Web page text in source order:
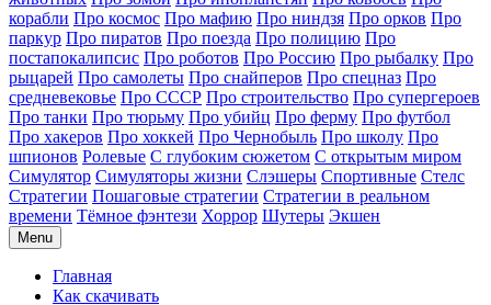
корабли Про космос Про мафию Про ниндзя Про орков Про
паркур Про пиратов Про поезда Про полицию Про
постапокалипсис Про роботов Про Россию Про рыбалку Про
рыцарей Про самолеты Про снайперов Про спецназ Про
средневековье Про СССР Про строительство Про супергероев
Про танки Про тюрьму Про убийц Про ферму Про футбол
Про хакеров Про хоккей Про Чернобыль Про школу Про
шпионов Ролевые С глубоким сюжетом С открытым миром
Симулятор Симуляторы жизни Слэшеры Спортивные Стелс
Стратегии Пошаговые стратегии Стратегии в реальном
времени Тёмное фэнтези Хоррор Шутеры Экшен
Menu
Главная
Как скачивать